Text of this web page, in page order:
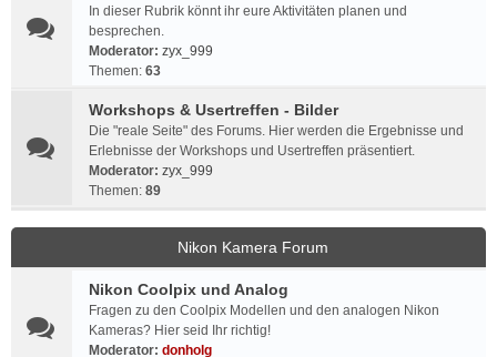
In dieser Rubrik könnt ihr eure Aktivitäten planen und
besprechen.
Moderator: zyx_999
Themen: 63
Workshops & Usertreffen - Bilder
Die "reale Seite" des Forums. Hier werden die Ergebnisse und
Erlebnisse der Workshops und Usertreffen präsentiert.
Moderator: zyx_999
Themen: 89
Nikon Kamera Forum
Nikon Coolpix und Analog
Fragen zu den Coolpix Modellen und den analogen Nikon
Kameras? Hier seid Ihr richtig!
Moderator: donholg